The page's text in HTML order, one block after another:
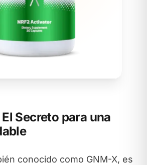
Secreto para una
conocido como GNM-X, es